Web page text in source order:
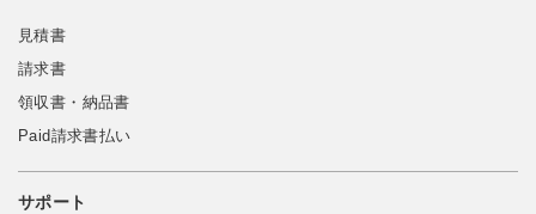
見積書
請求書
領収書・納品書
Paid請求書払い
サポート